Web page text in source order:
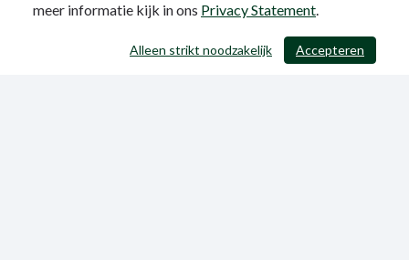
/ 403
Publicatiedatum: 12-06-2023
meer informatie kijk in ons Privacy Statement.
Accepteren
Alleen strikt noodzakelijk